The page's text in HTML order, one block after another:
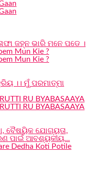
ଜହ୍ନ ଭାରି ମନେ ପଡେ ।
।। ମୁଁ ପରମାତ୍ମା
ବୈଷୟିକ ଯୋଗ୍ୟତା,
ପାଇଁ ଆବଶ୍ୟକୀୟ...